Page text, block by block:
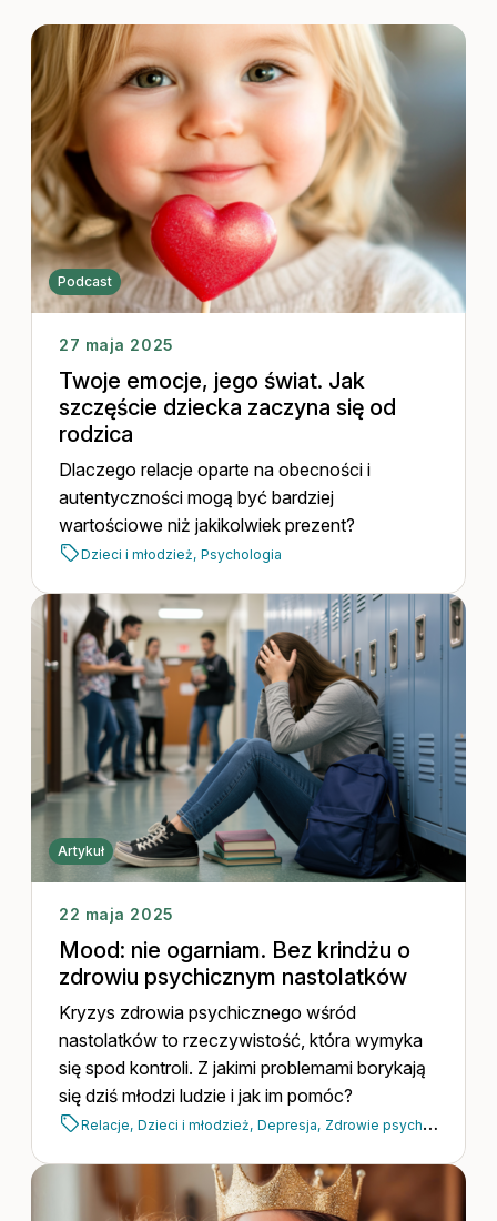
Podcast
27 maja 2025
Twoje emocje, jego świat. Jak
szczęście dziecka zaczyna się od
rodzica
Dlaczego relacje oparte na obecności i
autentyczności mogą być bardziej
wartościowe niż jakikolwiek prezent?
Dzieci i młodzież, Psychologia
Artykuł
22 maja 2025
Mood: nie ogarniam. Bez krindżu o
zdrowiu psychicznym nastolatków
Kryzys zdrowia psychicznego wśród
nastolatków to rzeczywistość, która wymyka
się spod kontroli. Z jakimi problemami borykają
się dziś młodzi ludzie i jak im pomóc?
Relacje, Dzieci i młodzież, Depresja, Zdrowie psychiczne,